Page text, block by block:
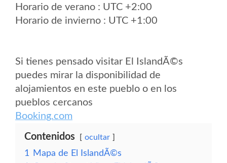
Horario de verano : UTC +2:00
Horario de invierno : UTC +1:00
Si tienes pensado visitar El IslandÃ©s
puedes mirar la disponibilidad de
alojamientos en este pueblo o en los
pueblos cercanos
Booking.com
Contenidos ocultar
1
Mapa de El IslandÃ©s